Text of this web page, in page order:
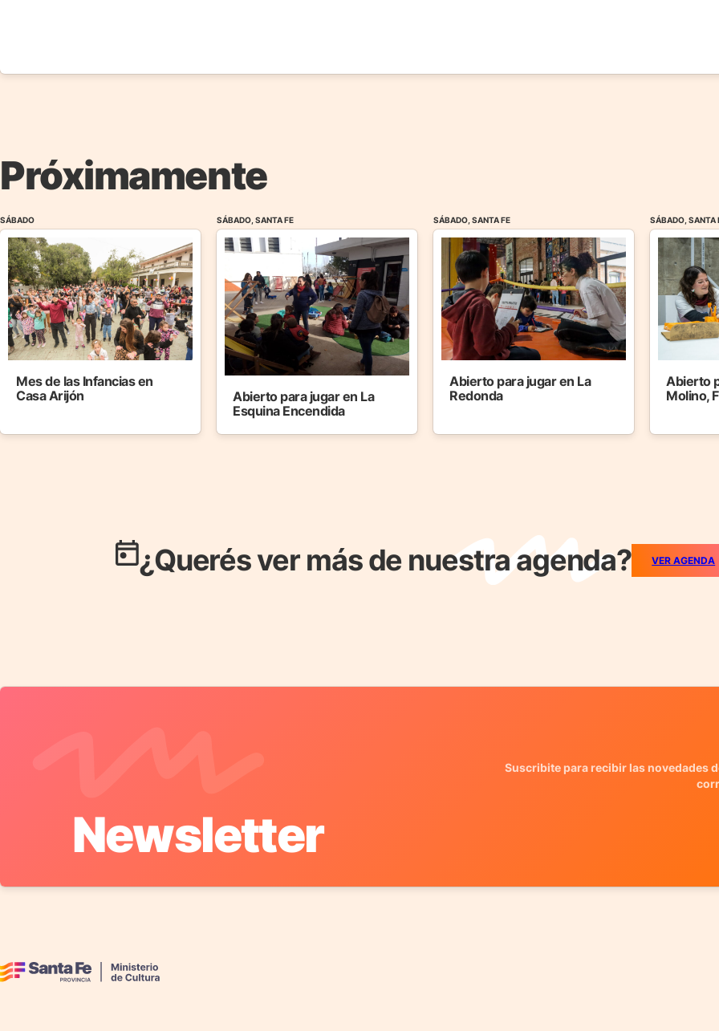
Próximamente
SÁBADO
Mes de las Infancias en
Casa Arijón
SÁBADO, SANTA FE
Abierto para jugar en La
Esquina Encendida
SÁBADO, SANTA FE
Abierto para jugar en La
Redonda
SÁBADO, SANTA
Abierto
Molino,
¿Querés ver más de nuestra agenda? VER AGENDA
Newsletter
Suscribite para recibir las novedades